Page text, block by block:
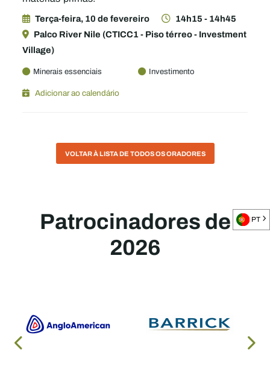
Terça-feira, 10 de fevereiro
14h15 - 14h45
Palco River Nile (CTICC1 - Piso térreo - Investment
Village)
Minerais essenciais Investimento
Adicionar ao calendário
VOLTAR À LISTA DE TODOS OS ORADORES
Patrocinadores de
2026
PT